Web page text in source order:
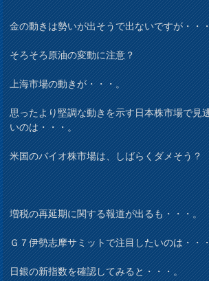
金の動きは勢いが出そうで出ないですが・・
そろそろ原油の変動に注意？
上海市場の動きが・・・。
思ったより堅調な動きを示す日本株市場で見
いのは・・・。
米国のバイオ株市場は、しばらくダメそう？
増税の再延期に関する報道が出るも・・・。
Ｇ７伊勢志摩サミットで注目したいのは・・
日銀の新指数を確認してみると・・・。